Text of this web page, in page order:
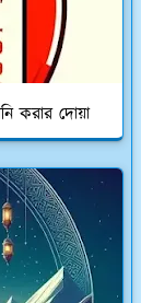
করার দোয়া